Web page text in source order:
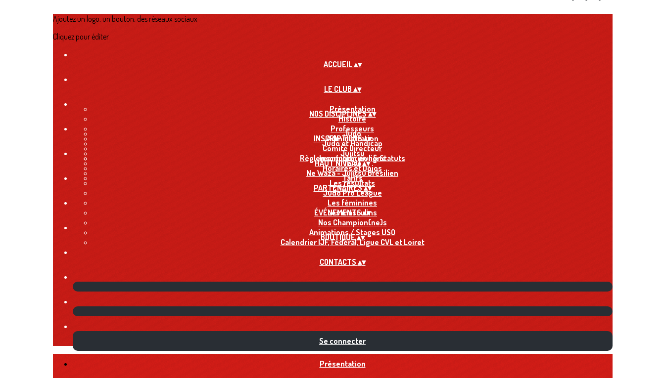
Ajoutez un logo, un bouton, des réseaux sociaux
Cliquez pour éditer
ACCUEIL▴▾
LE CLUB ▴▾
Présentation
Histoire
Professeurs
Administration
Comité Directeur
Règlement intérieur & Statuts
NOS DISCIPLINES▴▾
Judo
Judo et Handicap
Jujitsu
Taïso
Ne Waza - Jujitsu Brésilien
INSCRIPTIONS▴▾
Inscription en ligne
Horaires et Dojos
Tarifs
HAUT NIVEAU▴▾
Les résultats
Judo Pro League
Les féminines
Les masculins
Nos Champion(ne)s
PARTENAIRES▴▾
ÉVÉNEMENTS▴▾
Animations / Stages USO
Calendrier IJF, Fédéral, Ligue CVL et Loiret
BOUTIQUE▴▾
CONTACTS ▴▾
Se connecter
Présentation